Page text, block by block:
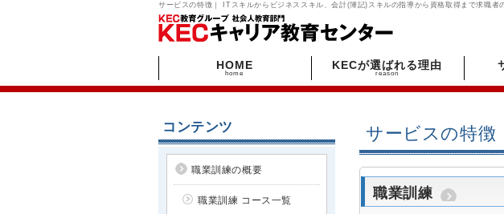
サービスの特徴｜ ITスキルからビジネススキル、会計(簿記)スキルの指導から資格取得まで求職者
HOME
home
KECが選ばれる理由
reason
サービスの特徴
職業訓練
コンテンツ
職業訓練の概要
職業訓練 コース一覧